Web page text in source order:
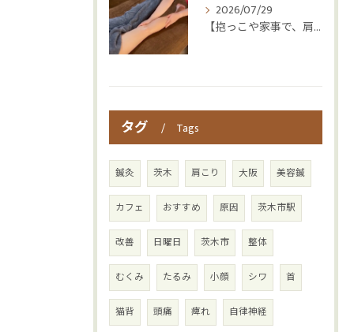
2026/07/29
【抱っこや家事で、肩・腰つらくなっていませんか？👶💦】
タグ Tags
鍼灸 茨木 肩こり 大阪 美容鍼
カフェ おすすめ 原因 茨木市駅
改善 日曜日 茨木市 整体
むくみ たるみ 小顔 シワ 首
猫背 頭痛 痺れ 自律神経